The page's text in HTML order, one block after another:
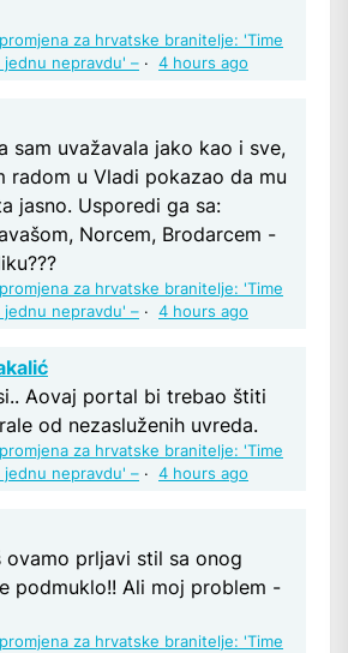
za hrvatske branitelje: 'Time
nepravdu' – · 4 hours ago
sam uvažavala jako kao i sve,
radom u Vladi pokazao da mu
jasno. Usporedi ga sa:
Norcem, Brodarcem -
za hrvatske branitelje: 'Time
nepravdu' – · 4 hours ago
Aovaj portal bi trebao štiti
od nezasluženih uvreda.
za hrvatske branitelje: 'Time
nepravdu' – · 4 hours ago
ovamo prljavi stil sa onog
podmuklo!! Ali moj problem -
za hrvatske branitelje: 'Time